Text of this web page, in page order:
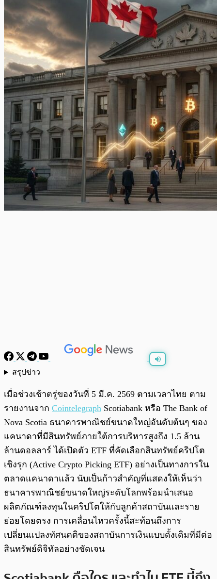
สรุปข่าว
เมื่อช่วงเช้าตรู่ของวันที่ 5 มี.ค. 2569 ตามเวลาไทย ตาม
รายงานจาก Cointelegraph Scotiabank หรือ The Bank of
Nova Scotia ธนาคารพาณิชย์ขนาดใหญ่อันดับต้นๆ ของ
แคนาดาที่มีสินทรัพย์ภายใต้การบริหารสูงถึง 1.5 ล้าน
ล้านดอลลาร์ ได้เปิดตัว ETF ที่คัดเลือกสินทรัพย์คริปโต
เชิงรุก (Active Crypto Picking ETF) อย่างเป็นทางการใน
ตลาดแคนาดาแล้ว นับเป็นก้าวสำคัญที่แสดงให้เห็นว่า
ธนาคารพาณิชย์ขนาดใหญ่ระดับโลกพร้อมนำเสนอ
ผลิตภัณฑ์ลงทุนในคริปโตให้กับลูกค้าสถาบันและราย
ย่อยโดยตรง การเคลื่อนไหวครั้งนี้สะท้อนถึงการ
เปลี่ยนแปลงทัศนคติของสถาบันการเงินแบบดั้งเดิมที่มีต่อ
สินทรัพย์ดิจิทัลอย่างชัดเจน